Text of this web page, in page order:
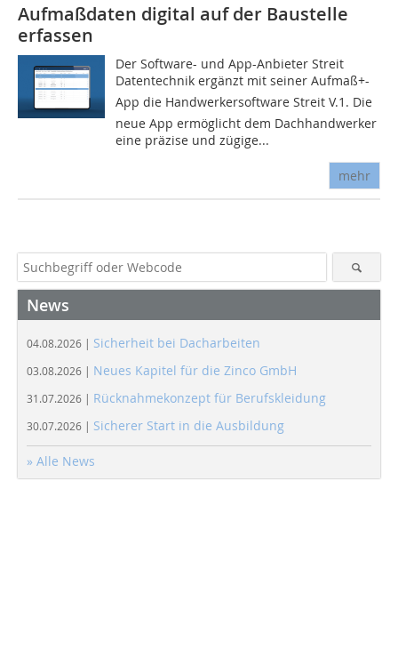
Aufmaßdaten digital auf der Baustelle
erfassen
Der Software- und App-Anbieter Streit
Datentechnik ergänzt mit seiner Aufmaß+-
App die Handwerkersoftware Streit V.1. Die
neue App ermöglicht dem Dachhandwerker
eine präzise und zügige...
mehr
News
04.08.2026 | Sicherheit bei Dacharbeiten
03.08.2026 | Neues Kapitel für die Zinco GmbH
31.07.2026 | Rücknahmekonzept für Berufskleidung
30.07.2026 | Sicherer Start in die Ausbildung
» Alle News